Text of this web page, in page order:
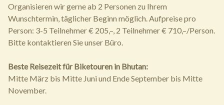
Organisieren wir gerne ab 2 Personen zu Ihrem
Wunschtermin, täglicher Beginn möglich. Aufpreise pro
Person: 3-5 Teilnehmer € 205,–, 2 Teilnehmer € 710,–/Person.
Bitte kontaktieren Sie unser Büro.
Beste Reisezeit für Biketouren in Bhutan:
Mitte März bis Mitte Juni und Ende September bis Mitte
November.